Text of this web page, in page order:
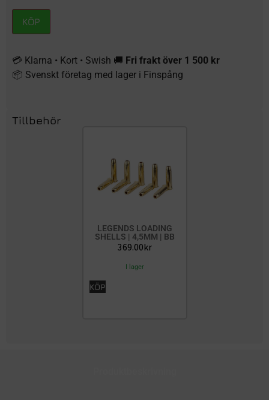
KÖP
💳 Klarna • Kort • Swish 🚚 Fri frakt över 1 500 kr
📦 Svenskt företag med lager i Finspång
Tillbehör
LEGENDS LOADING
SHELLS | 4,5MM | BB
369.00kr
I lager
KÖP